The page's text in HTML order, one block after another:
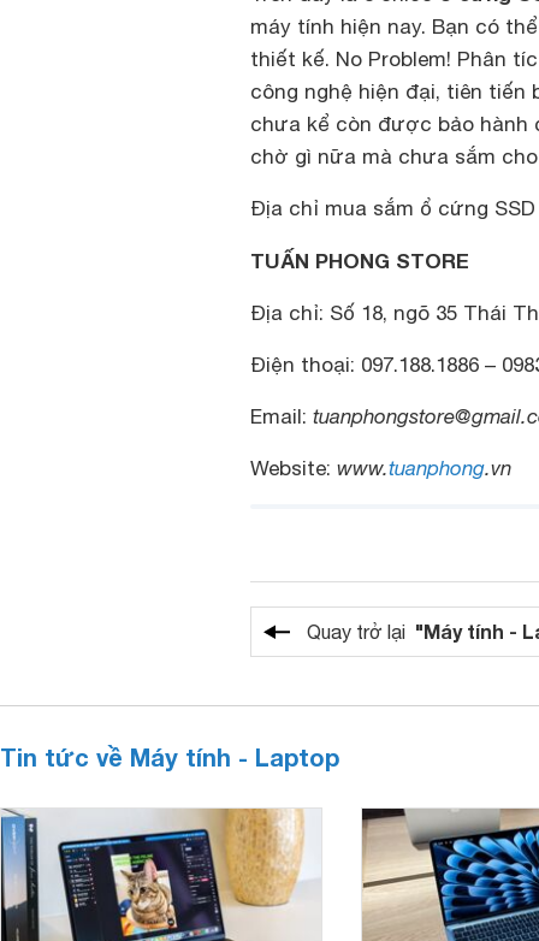
máy tính hiện nay. Bạn có
thiết kế. No Problem! Phân
công nghệ hiện đại, tiên
chưa kể còn được bảo hành
chờ gì nữa mà chưa sắm
Địa chỉ mua sắm ổ cứng
TUẤN PHONG STORE
Địa chỉ: Số 18, ngõ 35 Thái
Điện thoại: 097.188.1886 –
Email:
Website: www.tuanphong.vn
Quay trở lại "Máy tính -
Tin tức về Máy tính - Laptop